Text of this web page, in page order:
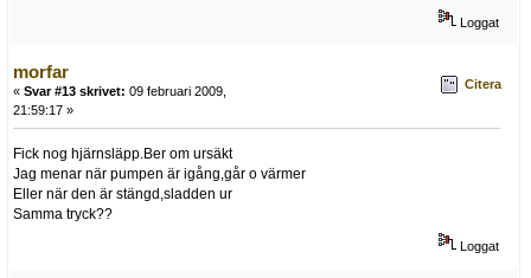
Loggat
morfar
« Svar #13 skrivet: 09 februari 2009,
21:59:17 »
Citera
Fick nog hjärnsläpp.Ber om ursäkt
Jag menar när pumpen är igång,går o värmer
Eller när den är stängd,sladden ur
Samma tryck??
Loggat